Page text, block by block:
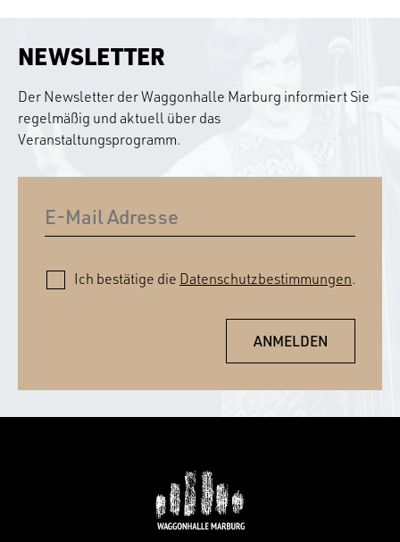
NEWSLETTER
Der Newsletter der Waggonhalle Marburg informiert Sie
regelmäßig und aktuell über das
Veranstaltungsprogramm.
Ich bestätige die Datenschutzbestimmungen.